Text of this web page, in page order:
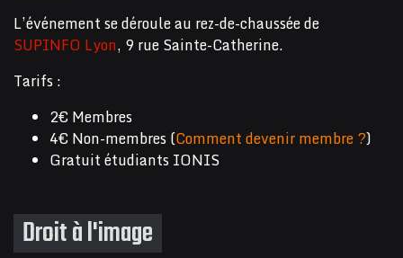
L’événement se déroule au rez-de-chaussée de
SUPINFO Lyon, 9 rue Sainte-Catherine.
Tarifs :
2€ Membres
4€ Non-membres (Comment devenir membre ?)
Gratuit étudiants IONIS
Droit à l'image